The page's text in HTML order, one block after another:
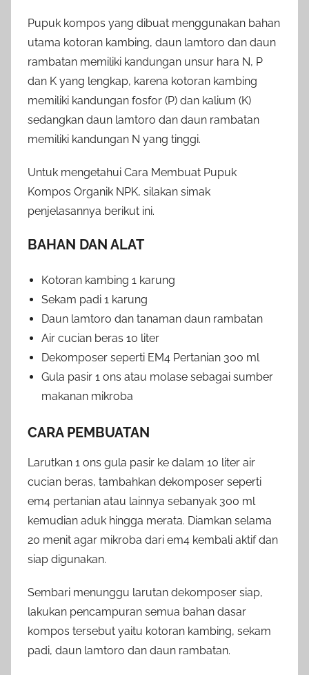
Pupuk kompos yang dibuat menggunakan bahan
utama kotoran kambing, daun lamtoro dan daun
rambatan memiliki kandungan unsur hara N, P
dan K yang lengkap, karena kotoran kambing
memiliki kandungan fosfor (P) dan kalium (K)
sedangkan daun lamtoro dan daun rambatan
memiliki kandungan N yang tinggi.
Untuk mengetahui Cara Membuat Pupuk
Kompos Organik NPK, silakan simak
penjelasannya berikut ini.
BAHAN DAN ALAT
Kotoran kambing 1 karung
Sekam padi 1 karung
Daun lamtoro dan tanaman daun rambatan
Air cucian beras 10 liter
Dekomposer seperti EM4 Pertanian 300 ml
Gula pasir 1 ons atau molase sebagai sumber
makanan mikroba
CARA PEMBUATAN
Larutkan 1 ons gula pasir ke dalam 10 liter air
cucian beras, tambahkan dekomposer seperti
em4 pertanian atau lainnya sebanyak 300 ml
kemudian aduk hingga merata. Diamkan selama
20 menit agar mikroba dari em4 kembali aktif dan
siap digunakan.
Sembari menunggu larutan dekomposer siap,
lakukan pencampuran semua bahan dasar
kompos tersebut yaitu kotoran kambing, sekam
padi, daun lamtoro dan daun rambatan.